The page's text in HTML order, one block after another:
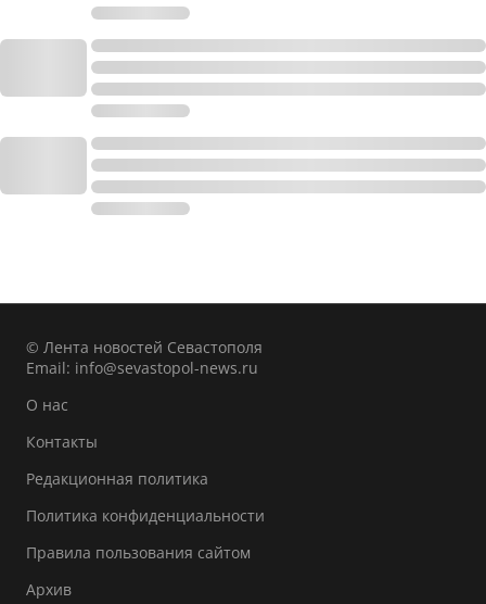
© Лента новостей Севастополя
Email: info@sevastopol-news.ru
О нас
Контакты
Редакционная политика
Политика конфиденциальности
Правила пользования сайтом
Архив